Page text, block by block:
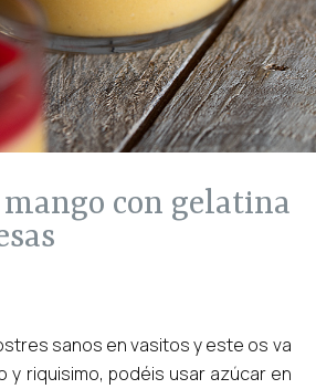
sanos en vasitos y este os va
y riquisimo, podéis usar azúcar en